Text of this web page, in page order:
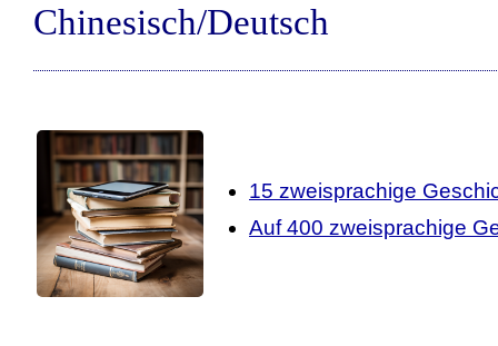
Chinesisch/Deutsch
15 zweisprachige
Auf 400 zweisprachige